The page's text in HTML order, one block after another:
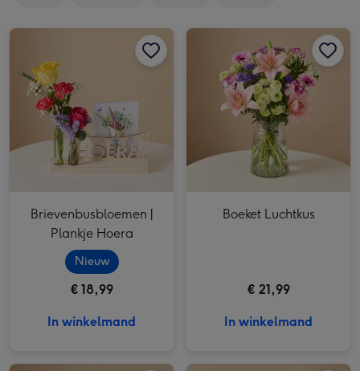
Brievenbusbloemen | Plankje Hoera afbeelding 2
Brievenbusbloemen |
Plankje Hoera
Nieuw
€ 18,99
In winkelmand
Boeket Luchtkus
€ 21,99
In winkelmand
Brievenbusbloemen | Boeket Charme afbeelding 2